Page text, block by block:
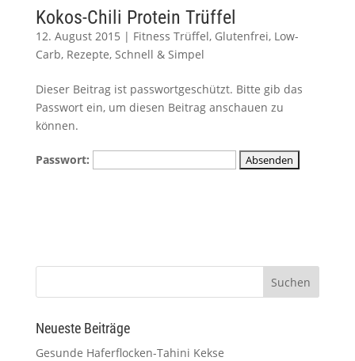
Kokos-Chili Protein Trüffel
12. August 2015 | Fitness Trüffel, Glutenfrei, Low-
Carb, Rezepte, Schnell & Simpel
Dieser Beitrag ist passwortgeschützt. Bitte gib das
Passwort ein, um diesen Beitrag anschauen zu
können.
Passwort:
Neueste Beiträge
Gesunde Haferflocken-Tahini Kekse